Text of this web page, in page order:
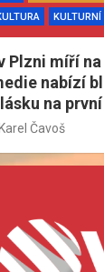
Plzni míří
nabízí
na
Karel Čavoš